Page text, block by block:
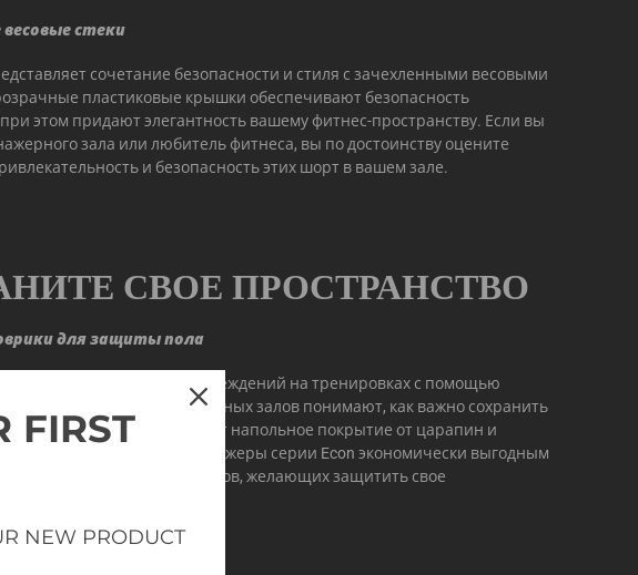
стеки
сочетание безопасности и стиля с зачехленными весовыми
пластиковые крышки обеспечивают безопасность
этом придают элегантность вашему фитнес-пространству. Если вы
зала или любитель фитнеса, вы по достоинству оцените
и безопасность этих шорт в вашем зале.
СВОЕ ПРОСТРАНСТВО
для защиты пола
чистоту и отсутствие повреждений на тренировках с помощью
Владельцы тренажерных залов понимают, как важно сохранить
ножки защищают напольное покрытие от царапин и
что делает тренажеры серии Econ экономически выгодным
тренажерных залов, желающих защитить свое
FIRST
NEW PRODUCT